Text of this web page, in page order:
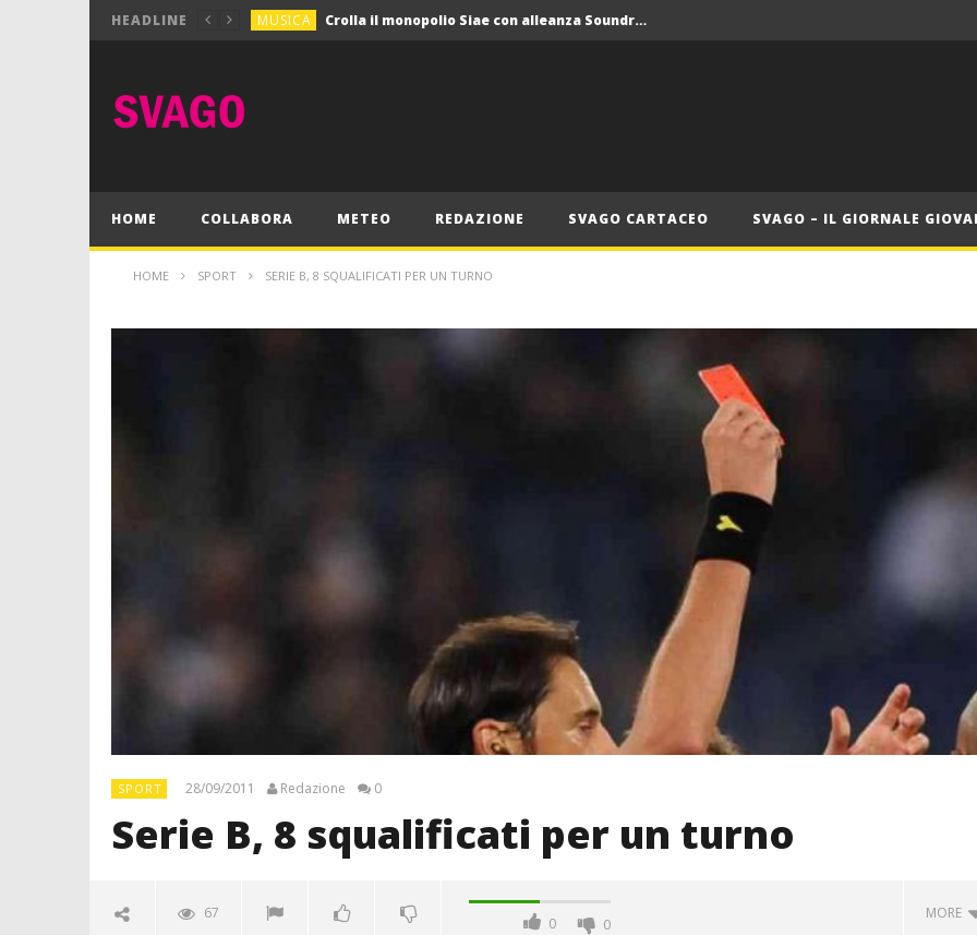
HEADLINE MUSICA Crolla il monopolio Siae con alleanza Soundreef – LEA
MUSICA Crolla il monopolio Siae con alleanza Soundreef – LEA
HOME COLLABORA METEO REDAZIONE SVAGO CARTACEO SVAGO – IL GIORNALE
HOME SPORT SERIE B, 8 SQUALIFICATI PER UN TURNO
SPORT 28/09/2011 Redazione 0
Serie B, 8 squalificati per un turno
67
0 0
MORE